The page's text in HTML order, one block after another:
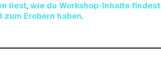
liest,wie du Workshop-Inhalte findest
Erobern haben.